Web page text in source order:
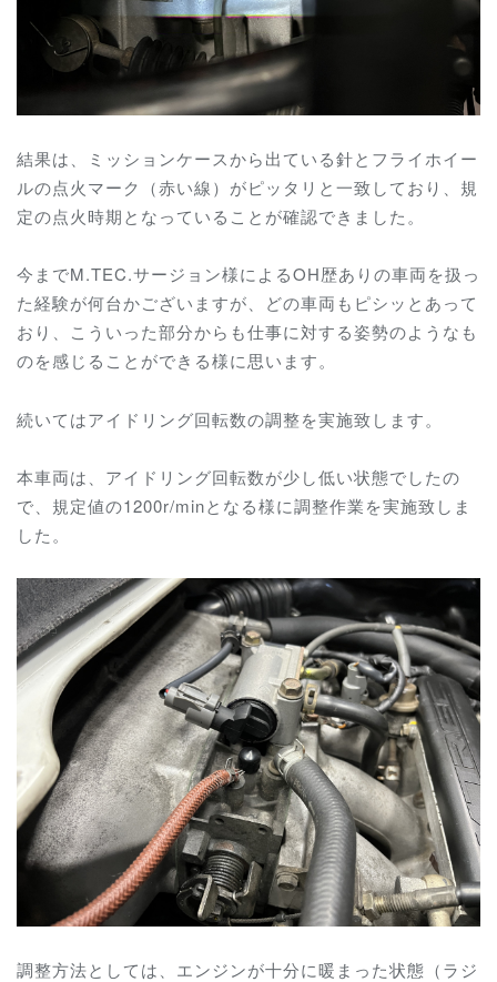
結果は、ミッションケースから出ている針とフライホイー
ルの点火マーク（赤い線）がピッタリと一致しており、規
定の点火時期となっていることが確認できました。
今までM.TEC.サージョン様によるOH歴ありの車両を扱っ
た経験が何台かございますが、どの車両もピシッとあって
おり、こういった部分からも仕事に対する姿勢のようなも
のを感じることができる様に思います。
続いてはアイドリング回転数の調整を実施致します。
本車両は、アイドリング回転数が少し低い状態でしたの
で、規定値の1200r/minとなる様に調整作業を実施致しま
した。
調整方法としては、エンジンが十分に暖まった状態（ラジ